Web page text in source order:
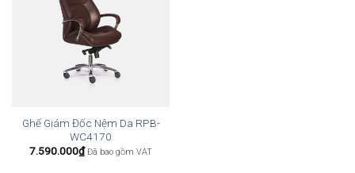
Ghế Giám Đốc Nệm Da RPB-
WC4170
7.590.000₫ Đã bao gồm VAT